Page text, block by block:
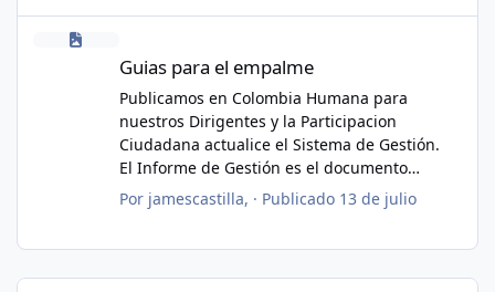
Guias para el empalme
Guias para el empalme
Publicamos en Colombia Humana para
nuestros Dirigentes y la Participacion
Ciudadana actualice el Sistema de Gestión.
El Informe de Gestión es el documento
técnico y
protocolario obligatorio (Ley 951 de 2005)
documenta ante su sucesor el estado de los
Por jamescastilla, · Publicado 13 de julio